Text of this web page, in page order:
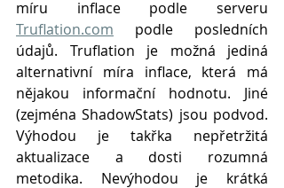
Truflation.com podle posledních
údajů. Truflation je možná jediná
alternativní míra inflace, která má
nějakou informační hodnotu. Jiné
(zejména ShadowStats) jsou podvod.
Výhodou je takřka nepřetržitá
aktualizace a dosti rozumná
metodika. Nevýhodou je krátká